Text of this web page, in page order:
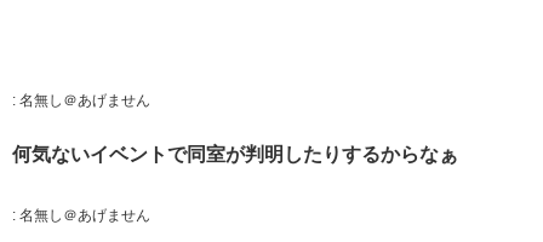
: 名無し＠あげません
何気ないイベントで同室が判明したりするからなぁ
: 名無し＠あげません